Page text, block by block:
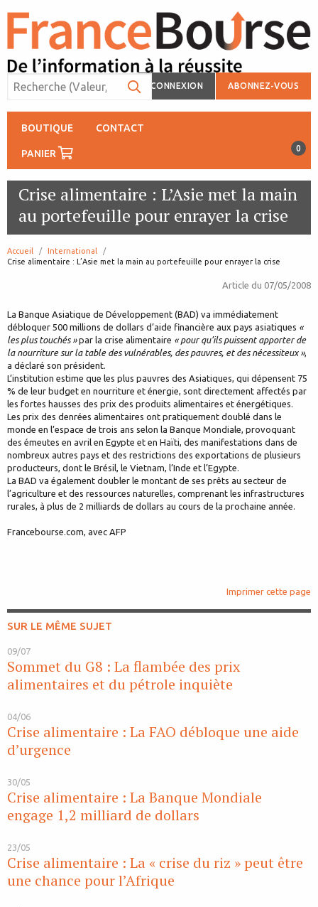
CONNEXION ABONNEZ-VOUS
BOUTIQUE CONTACT
PANIER 0
Crise alimentaire : L’Asie met la main
au portefeuille pour enrayer la crise
Accueil
International
page:
Crise alimentaire : L’Asie met la main au portefeuille pour enrayer la crise
Article du 07/05/2008
La Banque Asiatique de Développement (BAD) va immédiatement
débloquer 500 millions de dollars d’aide financière aux pays asiatiques «
les plus touchés »par la crise alimentaire « pour qu’ils puissent apporter de
la nourriture sur la table des vulnérables, des pauvres, et des nécessiteux »,
a déclaré son président.
L’institution estime que les plus pauvres des Asiatiques, qui dépensent 75
% de leur budget en nourriture et énergie, sont directement affectés par
les fortes hausses des prix des produits alimentaires et énergétiques.
Les prix des denrées alimentaires ont pratiquement doublé dans le
monde en l’espace de trois ans selon la Banque Mondiale, provoquant
des émeutes en avril en Egypte et en Haïti, des manifestations dans de
nombreux autres pays et des restrictions des exportations de plusieurs
producteurs, dont le Brésil, le Vietnam, l’Inde et l’Egypte.
La BAD va également doubler le montant de ses prêts au secteur de
l’agriculture et des ressources naturelles, comprenant les infrastructures
rurales, à plus de 2 milliards de dollars au cours de la prochaine année.
Francebourse.com, avec AFP
Imprimer cette page
SUR LE MÊME SUJET
09/07
Sommet du G8 : La flambée des prix
alimentaires et du pétrole inquiète
04/06
Crise alimentaire : La FAO débloque une aide
d’urgence
30/05
Crise alimentaire : La Banque Mondiale
engage 1,2 milliard de dollars
23/05
Crise alimentaire : La « crise du riz » peut être
une chance pour l’Afrique